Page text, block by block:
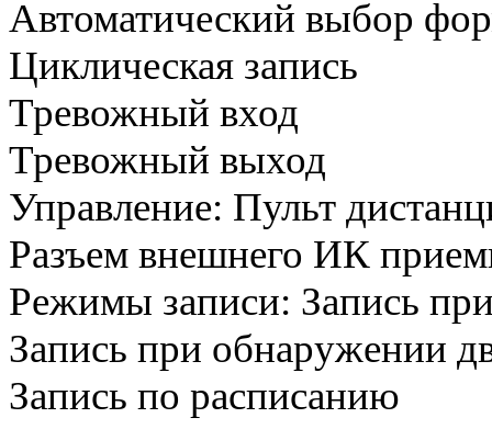
Автоматический выбор
Циклическая запись
Тревожный вход
Тревожный выход
Управление: Пульт
Разъем внешнего ИК
Режимы записи: Запись
Запись при обнаружении
Запись по расписанию